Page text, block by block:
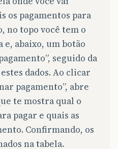
os pagamentos para
no topo você tem o
e, abaixo, um botão
seguido da
dados. Ao clicar
pagamento”, abre
te mostra qual o
pagar e quais as
Confirmando, os
na tabela.